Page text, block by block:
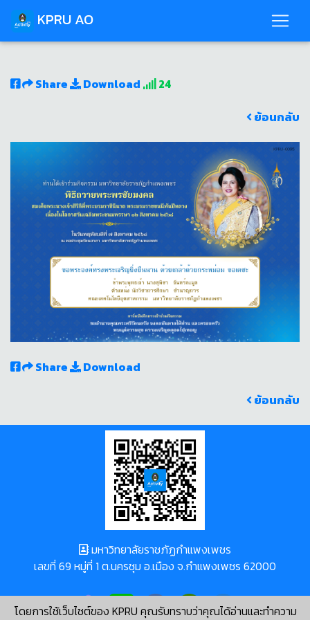
KPRU AO
Share Download
24
ย้อนกลับ
Share
Download
ย้อนกลับ
โดยการใช้เว็บไซต์ของ KPRU คุณรับทราบว่าคุณได้อ่านและทำความ
มหาวิทยาลัยราชภัฏกำแพงเพชร
เลขที่ 69 หมู่ที่ 1 ต.นครชุม อ.เมือง จ.กำแพงเพชร 62000